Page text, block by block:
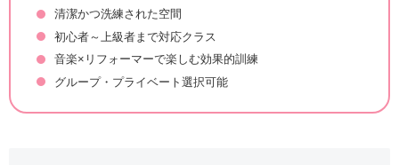
清潔かつ洗練された空間
初心者～上級者まで対応クラス
音楽×リフォーマーで楽しむ効果的訓練
グループ・プライベート選択可能